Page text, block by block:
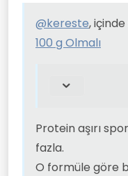
@kereste,
100 g Olmalı
Protein aşırı
fazla.
O formüle göre